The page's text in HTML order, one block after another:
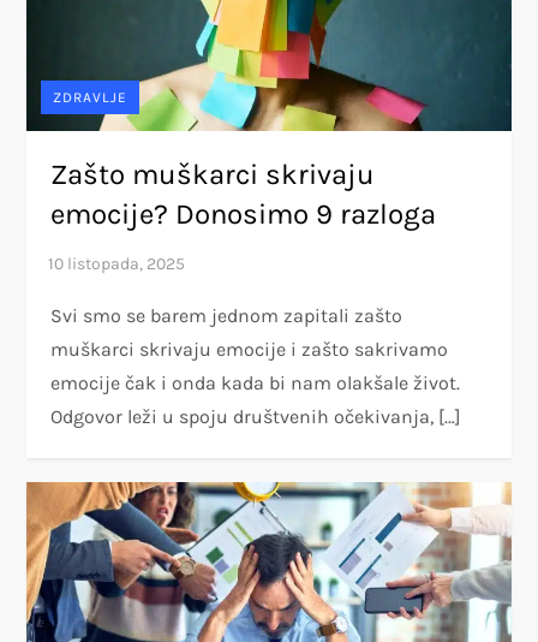
ZDRAVLJE
Zašto muškarci skrivaju
emocije? Donosimo 9 razloga
Svi smo se barem jednom zapitali zašto
muškarci skrivaju emocije i zašto sakrivamo
emocije čak i onda kada bi nam olakšale život.
Odgovor leži u spoju društvenih očekivanja, […]